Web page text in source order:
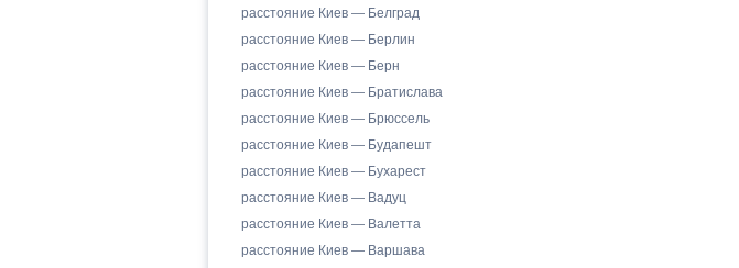
расстояние Киев — Белград
расстояние Киев — Берлин
расстояние Киев — Берн
расстояние Киев — Братислава
расстояние Киев — Брюссель
расстояние Киев — Будапешт
расстояние Киев — Бухарест
расстояние Киев — Вадуц
расстояние Киев — Валетта
расстояние Киев — Варшава